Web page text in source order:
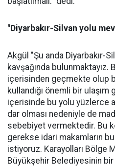
"Diyarbakır-Silvan yolu
Akgül "Şu anda Diyarbakır-
kavşağında bulunmaktayız.
içerisinden geçmekte olup
kullandığı önemli bir ulaşım
içerisinde bu yolu yüzlerce
dar olması nedeniyle de
sebebiyet vermektedir. Bu
gerekse idari makamların bu
istiyoruz. Karayolları Bölge
Büyükşehir Belediyesinin bir